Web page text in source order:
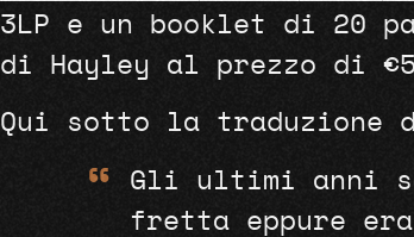
3LP e un booklet di 20
di Hayley al prezzo di
Qui sotto la traduzione
“
Gli ultimi anni
fretta eppure